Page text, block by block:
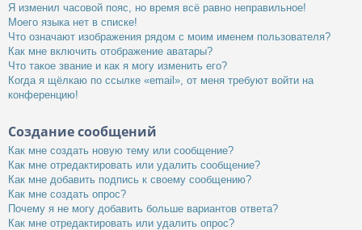
Я изменил часовой пояс, но время всё равно неправильное!
Моего языка нет в списке!
Что означают изображения рядом с моим именем пользователя?
Как мне включить отображение аватары?
Что такое звание и как я могу изменить его?
Когда я щёлкаю по ссылке «email», от меня требуют войти на
конференцию!
Создание сообщений
Как мне создать новую тему или сообщение?
Как мне отредактировать или удалить сообщение?
Как мне добавить подпись к своему сообщению?
Как мне создать опрос?
Почему я не могу добавить больше вариантов ответа?
Как мне отредактировать или удалить опрос?